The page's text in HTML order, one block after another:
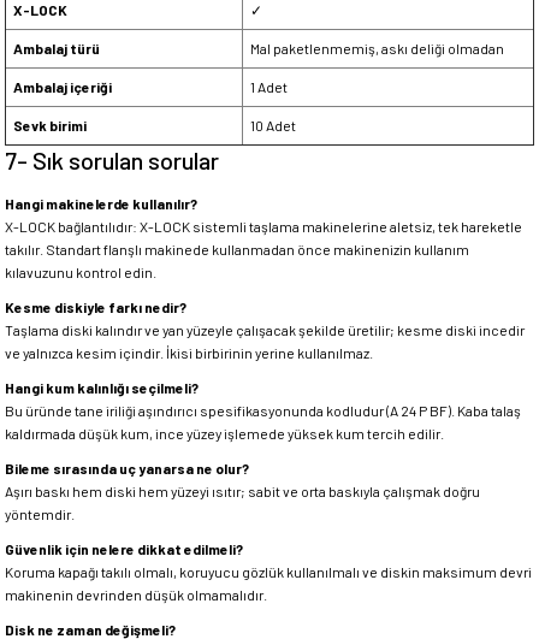
X-LOCK ✓
Ambalaj türü Mal paketlenmemiş, askı deliği olmadan
Ambalaj içeriği 1 Adet
Sevk birimi 10 Adet
7- Sık sorulan sorular
Hangi makinelerde kullanılır?
X-LOCK bağlantılıdır: X-LOCK sistemli taşlama makinelerine aletsiz, tek hareketle
takılır. Standart flanşlı makinede kullanmadan önce makinenizin kullanım
kılavuzunu kontrol edin.
Kesme diskiyle farkı nedir?
Taşlama diski kalındır ve yan yüzeyle çalışacak şekilde üretilir; kesme diski incedir
ve yalnızca kesim içindir. İkisi birbirinin yerine kullanılmaz.
Hangi kum kalınlığı seçilmeli?
Bu üründe tane iriliği aşındırıcı spesifikasyonunda kodludur (A 24 P BF). Kaba talaş
kaldırmada düşük kum, ince yüzey işlemede yüksek kum tercih edilir.
Bileme sırasında uç yanarsa ne olur?
Aşırı baskı hem diski hem yüzeyi ısıtır; sabit ve orta baskıyla çalışmak doğru
yöntemdir.
Güvenlik için nelere dikkat edilmeli?
Koruma kapağı takılı olmalı, koruyucu gözlük kullanılmalı ve diskin maksimum devri
makinenin devrinden düşük olmamalıdır.
Disk ne zaman değişmeli?